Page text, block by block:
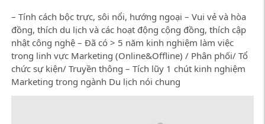
– Tính cách bộc trực, sôi nổi, hướng ngoại – Vui vẻ và hòa
đồng, thích du lịch và các hoạt động cộng đồng, thích cập
nhật công nghệ – Đã có > 5 năm kinh nghiệm làm việc
trong linh vực Marketing (Online&Offline) / Phân phối/ Tổ
chức sự kiện/ Truyền thông – Tích lũy 1 chút kinh nghiệm
Marketing trong ngành Du lịch nói chung